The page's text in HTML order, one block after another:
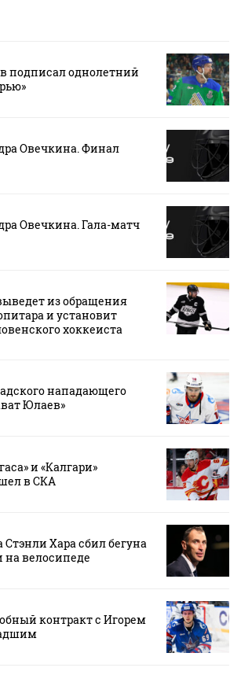
подписал однолетний
Овечкина. Финал
Овечкина. Гала-матч
из обращения
и установит
хоккеиста
нападающего
Юлаев»
и «Калгари»
в СКА
Стэнли Хара сбил бегуна
на велосипеде
контракт с Игорем